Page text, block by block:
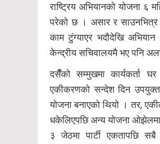
राष्ट्रिय अभियानको योजना ६
परेको छ । असार र
काम टुंग्याएर भदौदेखि
केन्द्रीय सचिवालयमै भए पनि
दसैँको सम्मुखमा कार्यकर्ता
एकीकरणको सन्देश दिन उपयुक्त
योजना बनाएको थियो । तर,
धकेलिएपछि अन्य योजना
३ जेठमा पार्टी एकतापछि